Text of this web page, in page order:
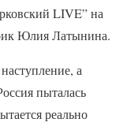
LIVE” на
Юлия Латынина.
а
пыталась
реально